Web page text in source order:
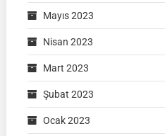
Mayıs 2023
Nisan 2023
Mart 2023
Şubat 2023
Ocak 2023